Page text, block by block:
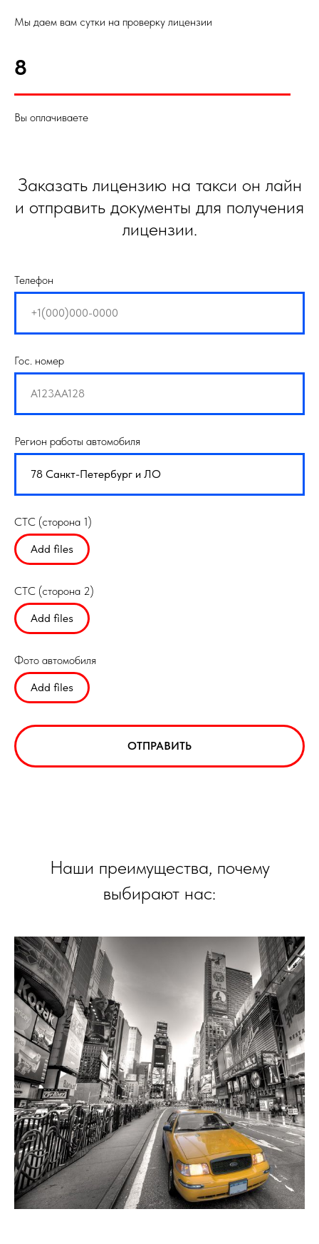
Мы даем вам сутки на проверку лицензии
8
Вы оплачиваете
Заказать лицензию на такси он лайн
и отправить документы для получения
лицензии.
Телефон
Гос. номер
Регион работы автомобиля
СТС (сторона 1)
Add files
СТС (сторона 2)
Add files
Фото автомобиля
Add files
ОТПРАВИТЬ
Наши преимущества, почему
выбирают нас: